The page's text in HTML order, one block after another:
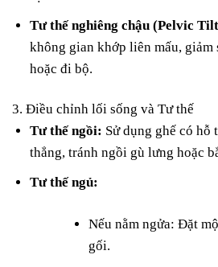
Tư thế nghiêng chậu (Pelvic
không gian khớp liên mấu, giảm
hoặc đi bộ.
3. Điều chỉnh lối sống và Tư thế
Tư thế ngồi: Sử dụng ghế có
thẳng, tránh ngồi gù lưng hoặc
Tư thế ngủ:
Nếu nằm ngửa: Đặt
gối.